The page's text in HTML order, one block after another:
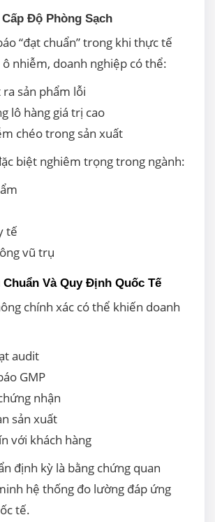
Độ Phòng Sạch
“đạt chuẩn” trong khi thực tế
nhiễm, doanh nghiệp có thể:
ra sản phẩm lỗi
lô hàng giá trị cao
chéo trong sản xuất
biệt nghiêm trọng trong ngành:
tế
vũ trụ
Và Quy Định Quốc Tế
chính xác có thể khiến doanh
audit
GMP
nhận
sản xuất
với khách hàng
định kỳ là bằng chứng quan
hệ thống đo lường đáp ứng
tế.